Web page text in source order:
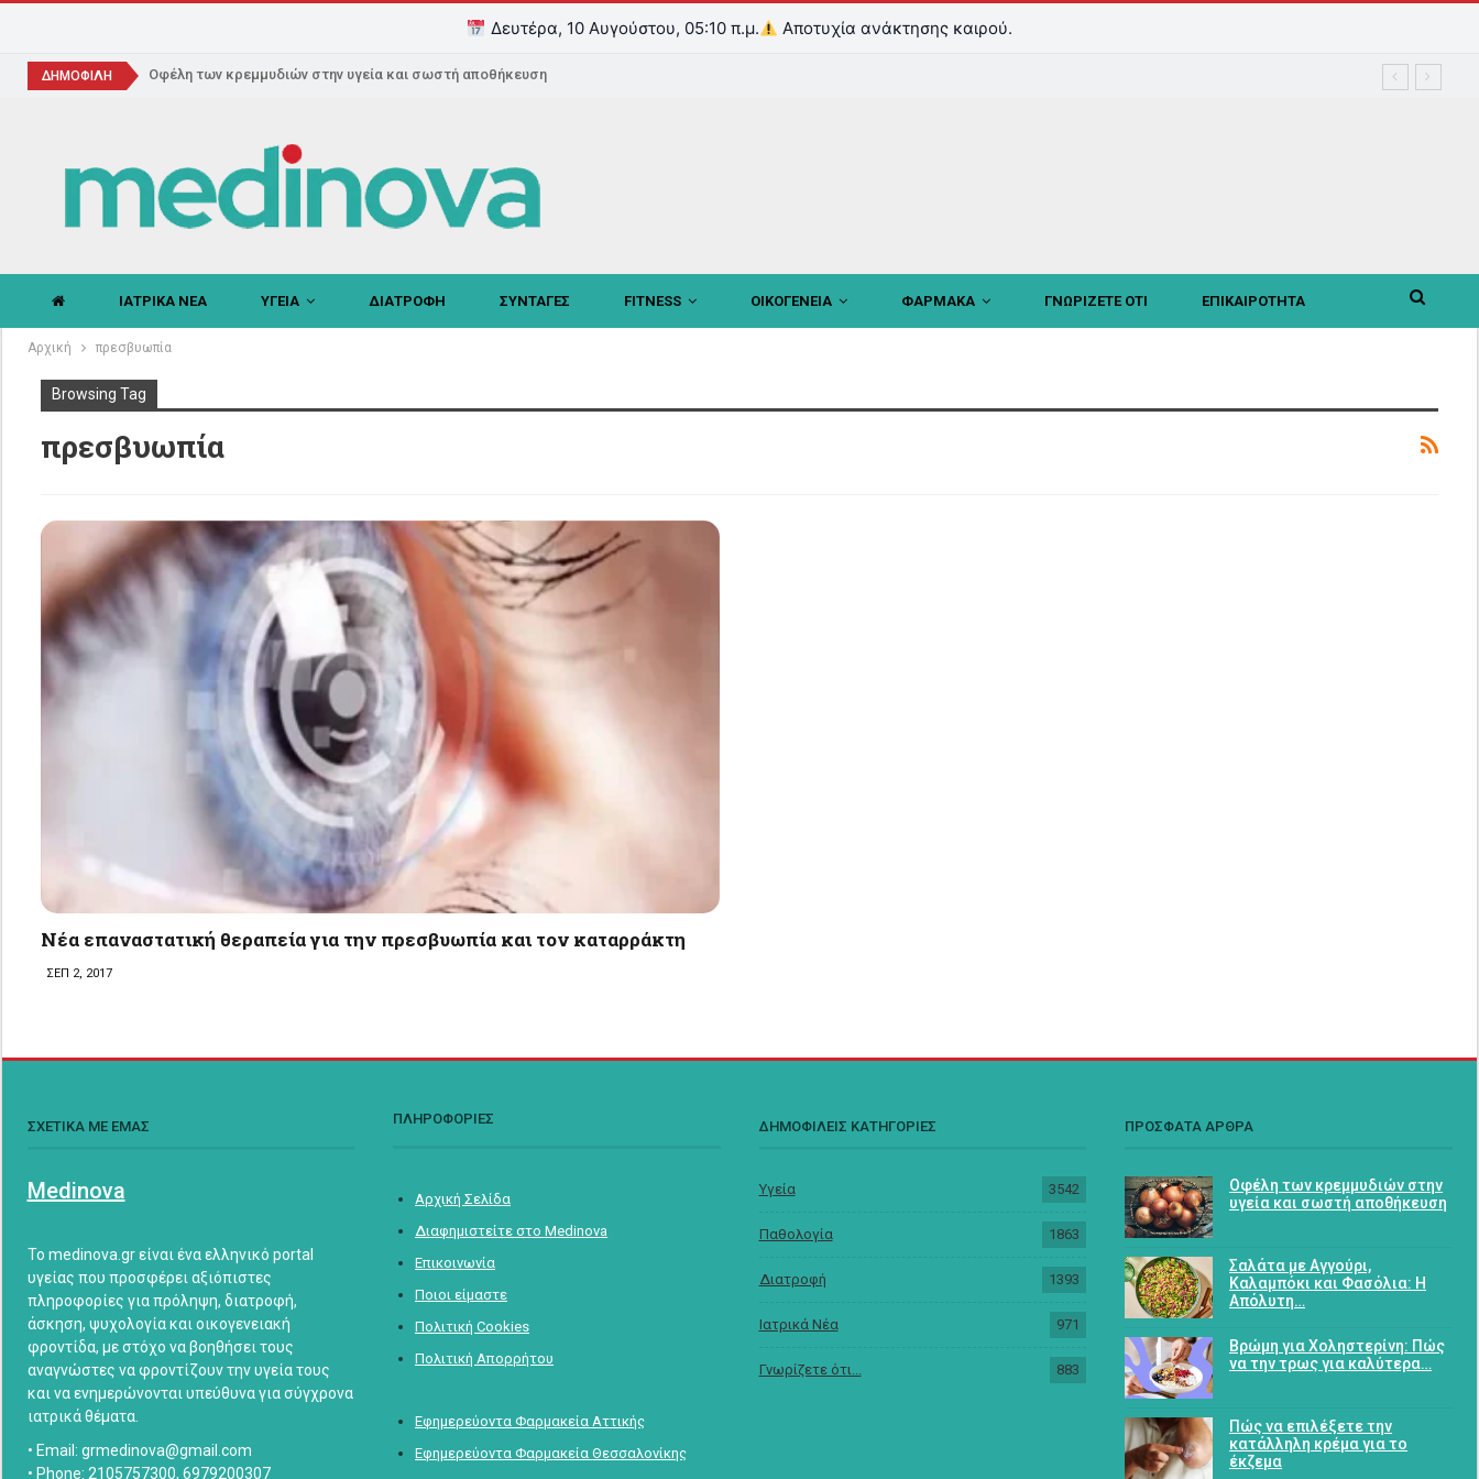
Δευτέρα, 10 Αυγούστου, 05:10 π.μ. Αποτυχία ανάκτησης καιρού.
ΔΗΜΟΦΙΛΗ Οφέλη των κρεμμυδιών στην υγεία και σωστή αποθήκευση
ΙΑΤΡΙΚΑ ΝΕΑ ΥΓΕΙΑ ΔΙΑΤΡΟΦΗ ΣΥΝΤΑΓΕΣ FITNESS ΟΙΚΟΓΕΝΕΙΑ ΦΑΡΜΑΚΑ ΓΝΩΡΙΖΕΤΕ ΟΤΙ ΕΠΙΚΑΙΡΟΤΗΤΑ
Αρχική πρεσβυωπία
Browsing Tag
πρεσβυωπία
Νέα επαναστατική θεραπεία για την πρεσβυωπία και τον καταρράκτη
ΣΕΠ 2, 2017
ΣΧΕΤΙΚΑ ΜΕ ΕΜΑΣ
Medinova
Το medinova.gr είναι ένα ελληνικό portal
υγείας που προσφέρει αξιόπιστες
πληροφορίες για πρόληψη, διατροφή,
άσκηση, ψυχολογία και οικογενειακή
φροντίδα, με στόχο να βοηθήσει τους
αναγνώστες να φροντίζουν την υγεία τους
και να ενημερώνονται υπεύθυνα για σύγχρονα
ιατρικά θέματα.
• Email: grmedinova@gmail.com
• Phone: 2105757300, 6979200307
ΠΛΗΡΟΦΟΡΙΕΣ
Αρχική Σελίδα
Διαφημιστείτε στο Medinova
Επικοινωνία
Ποιοι είμαστε
Πολιτική Cookies
Πολιτική Απορρήτου
Εφημερεύοντα Φαρμακεία Αττικής
Εφημερεύοντα Φαρμακεία Θεσσαλονίκης
ΔΗΜΟΦΙΛΕΙΣ ΚΑΤΗΓΟΡΙΕΣ
Υγεία 3542
Παθολογία 1863
Διατροφή 1393
Ιατρικά Νέα 971
Γνωρίζετε ότι... 883
ΠΡΟΣΦΑΤΑ ΑΡΘΡΑ
Οφέλη των κρεμμυδιών στην
υγεία και σωστή αποθήκευση
Σαλάτα με Αγγούρι,
Καλαμπόκι και Φασόλια: Η
Απόλυτη…
Βρώμη για Χοληστερίνη: Πώς
να την τρως για καλύτερα…
Πώς να επιλέξετε την
κατάλληλη κρέμα για το
έκζεμα